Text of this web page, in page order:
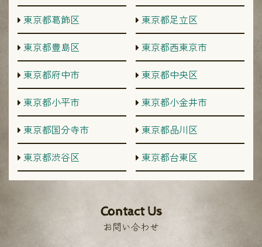
東京都葛飾区
東京都足立区
東京都豊島区
東京都西東京市
東京都府中市
東京都中央区
東京都小平市
東京都小金井市
東京都国分寺市
東京都品川区
東京都渋谷区
東京都台東区
Contact Us
お問い合わせ